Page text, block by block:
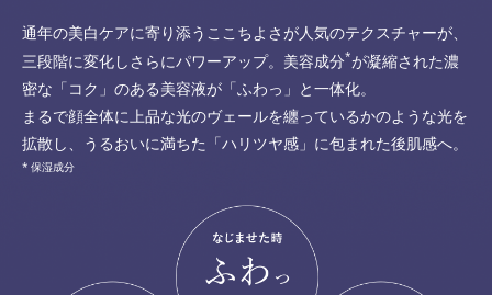
通年の美白ケアに寄り添うここちよさが人気のテクスチャーが、
三段階に変化しさらにパワーアップ。美容成分*が凝縮された濃
密な「コク」のある美容液が「ふわっ」と一体化。
まるで顔全体に上品な光のヴェールを纏っているかのような光を
拡散し、うるおいに満ちた「ハリツヤ感」に包まれた後肌感へ。
保湿成分